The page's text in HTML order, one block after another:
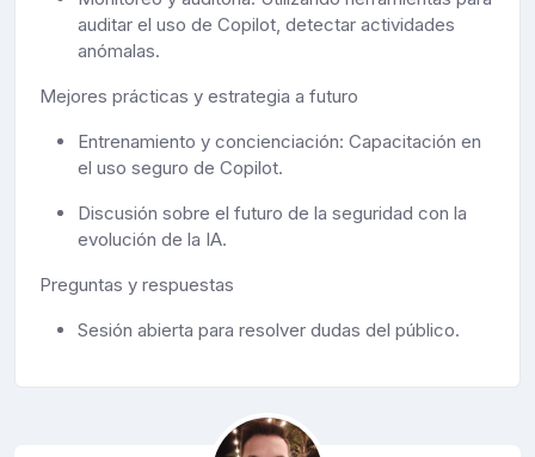
auditar el uso de Copilot, detectar actividades
anómalas.
Mejores prácticas y estrategia a futuro
Entrenamiento y concienciación: Capacitación en
el uso seguro de Copilot.
Discusión sobre el futuro de la seguridad con la
evolución de la IA.
Preguntas y respuestas
Sesión abierta para resolver dudas del público.